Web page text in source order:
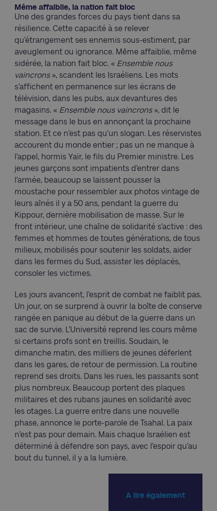
Même affaiblie, la nation fait bloc
Une des grandes forces du pays tient dans sa
résilience. Cette capacité à se relever
qu’étrangement ses ennemis sous-estiment, par
aveuglement ou ignorance. Même affaiblie, même
sidérée, la nation fait bloc. « Ensemble nous
vaincrons», scandent les Israéliens. Les mots
s’affichent en permanence sur les écrans de
télévision, dans les pubs, aux devantures des
magasins. « Ensemble nous vaincrons », dit le
message dans le bus en annonçant la prochaine
station. Et ce n’est pas qu’un slogan. Les réservistes
accourent du monde entier ; pas un ne manque à
l’appel, hormis Yaïr, le fils du Premier ministre. Les
jeunes garçons sont impatients d’entrer dans
l’armée, beaucoup se laissent pousser la
moustache pour ressembler aux photos vintage de
leurs aînés il y a 50 ans, pendant la guerre du
Kippour, dernière mobilisation de masse. Sur le
front intérieur, une chaîne de solidarité s’active : des
femmes et hommes de toutes générations, de tous
milieux, mobilisés pour soutenir les soldats, aider
dans les fermes du Sud, assister les déplacés,
consoler les victimes.
Les jours avancent, l’esprit de combat ne faiblit pas.
Un jour, on se surprend à ouvrir la boîte de conserve
rangée en panique au début de la guerre dans un
sac de survie. L’Université reprend les cours même
si certains profs sont en treillis. Soudain, le
dimanche matin, des milliers de jeunes déferlent
dans les gares, de retour de permission. La routine
reprend ses droits. Dans les rues, les passants sont
plus nombreux. Beaucoup portent des plaques
militaires et des rubans jaunes en solidarité avec
les otages. La guerre entre dans une nouvelle
phase, annonce le porte-parole de Tsahal. La paix
n’est pas pour demain. Mais chaque Israélien est
déterminé à défendre son pays, avec l’espoir qu’au
bout du tunnel, il y a la lumière.
A lire également